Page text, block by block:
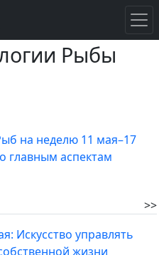
Рыбы
на неделю 11 мая–17
главным аспектам
>>
Искусство управлять
жизни